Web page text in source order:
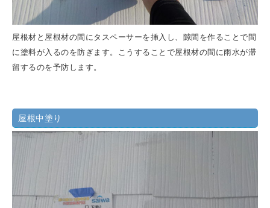
屋根材と屋根材の間にタスペーサーを挿入し、隙間を作ることで間
に塗料が入るのを防ぎます。こうすることで屋根材の間に雨水が滞
留するのを予防します。
屋根中塗り